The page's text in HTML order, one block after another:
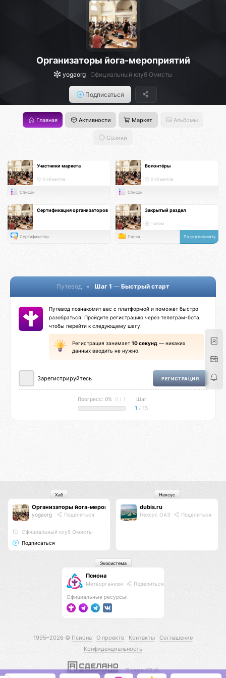
Организаторы йога-мероприятий
yogaorg Официальный клуб Омисты
Подписаться
Главная Активности Маркет Альбомы
Солики
Участники маркета
0 объектов
Список
Волонтёры
0 объектов
Список
Сертификация организаторов
Сертификатор
Закрытый раздел
1 атом
Папка По сертификату
Путевод • Шаг 1 — Быстрый старт
Путевод познакомит вас с платформой и поможет быстро
разобраться. Пройдите регистрацию через телеграм-бота,
чтобы перейти к следующему шагу.
Регистрация занимает 10 секунд — никаких
данных вводить не нужно.
Зарегистрируйтесь РЕГИСТРАЦИЯ
Прогресс: 0% 0 / 1 Шаг
1 / 15
Организаторы йога-мероприятий
yogaorg Поделиться
Официальный клуб Омисты
Подписаться
Хаб
dubis.ru
Нексус ОАЭ Поделиться
Нексус
Псиона
Метаорганизм Поделиться
Официальные ресурсы:
Экосистема
1995–2026 © Псиона О проекте Контакты
Соглашение
Конфиденциальность
С нами КО 🕉️